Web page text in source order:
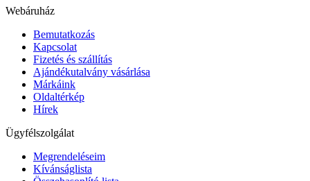
Webáruház
Bemutatkozás
Kapcsolat
Fizetés és szállítás
Ajándékutalvány vásárlása
Márkáink
Oldaltérkép
Hírek
Ügyfélszolgálat
Megrendeléseim
Kívánságlista